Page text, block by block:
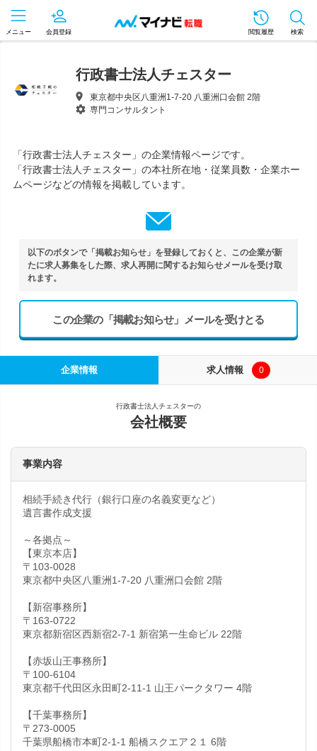
メニュー 会員登録 閲覧履歴 検索
行政書士法人チェスター
東京都中央区八重洲1-7-20 八重洲口会館 2階
専門コンサルタント
「行政書士法人チェスター」の企業情報ページです。
「行政書士法人チェスター」の本社所在地・従業員数・企業ホー
ムページなどの情報を掲載しています。
以下のボタンで「掲載お知らせ」を登録しておくと、この企業が新
たに求人募集をした際、求人再開に関するお知らせメールを受け取
れます。
この企業の「掲載お知らせ」メールを受けとる
企業情報 求人情報 0
行政書士法人チェスターの
会社概要
事業内容
相続手続き代行（銀行口座の名義変更など）
遺言書作成支援
～各拠点～
【東京本店】
〒103-0028
東京都中央区八重洲1-7-20 八重洲口会館 2階
【新宿事務所】
〒163-0722
東京都新宿区西新宿2-7-1 新宿第一生命ビル 22階
【赤坂山王事務所】
〒100-6104
東京都千代田区永田町2-11-1 山王パークタワー 4階
【千葉事務所】
〒273-0005
千葉県船橋市本町2-1-1 船橋スクエア２１ 6階